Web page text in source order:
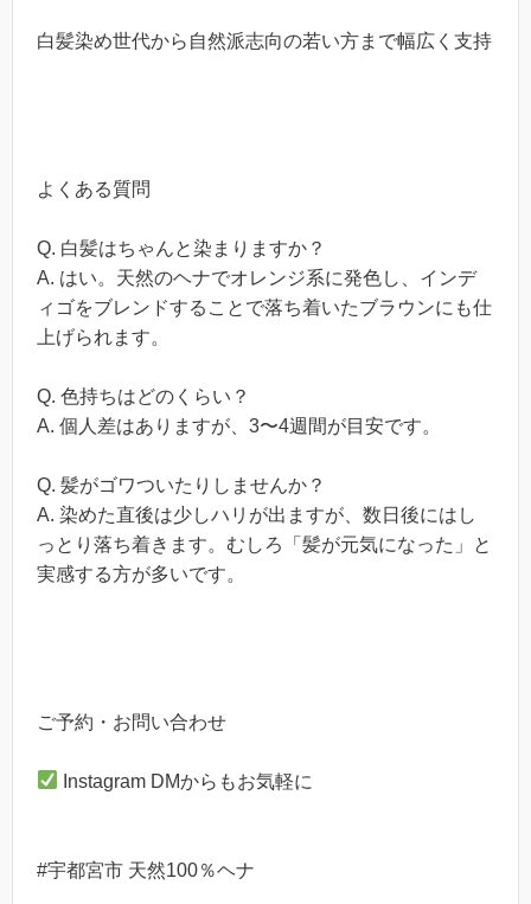
白髪染め世代から自然派志向の若い方まで幅広く支持
よくある質問
Q. 白髪はちゃんと染まりますか？
A. はい。天然のヘナでオレンジ系に発色し、インデ
ィゴをブレンドすることで落ち着いたブラウンにも仕
上げられます。
Q. 色持ちはどのくらい？
A. 個人差はありますが、3〜4週間が目安です。
Q. 髪がゴワついたりしませんか？
A. 染めた直後は少しハリが出ますが、数日後にはし
っとり落ち着きます。むしろ「髪が元気になった」と
実感する方が多いです。
ご予約・お問い合わせ
Instagram DMからもお気軽に
#宇都宮市 天然100％ヘナ